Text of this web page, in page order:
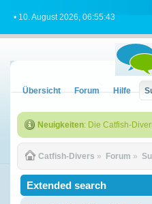
• 10. August 2026, 06:55:43
Übersicht Forum Hilfe
Neuigkeiten: Die Catfish-
Catfish-Divers » Forum »
Extended search